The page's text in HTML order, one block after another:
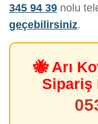
345 94 39 nolu
geçebilirsiniz.
🐝 Arı
Sipariş